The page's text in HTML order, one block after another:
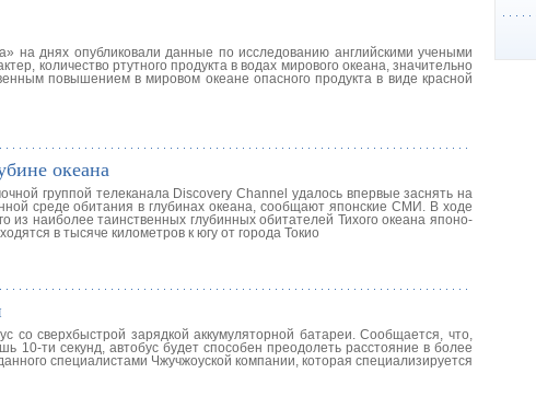
на днях опубликовали данные по исследованию английскими учеными
количество ртутного продукта в водах мирового океана, значительно
повышением в мировом океане опасного продукта в виде красной
океана
группой телеканала Discovery Channel удалось впервые заснять на
среде обитания в глубинах океана, сообщают японские СМИ. В ходе
из наиболее таинственных глубинных обитателей Тихого океана японо-
в тысяче километров к югу от города Токио
сверхбыстрой зарядкой аккумуляторной батареи. Сообщается, что,
10-ти секунд, автобус будет способен преодолеть расстояние в более
специалистами Чжучжоуской компании, которая специализируется